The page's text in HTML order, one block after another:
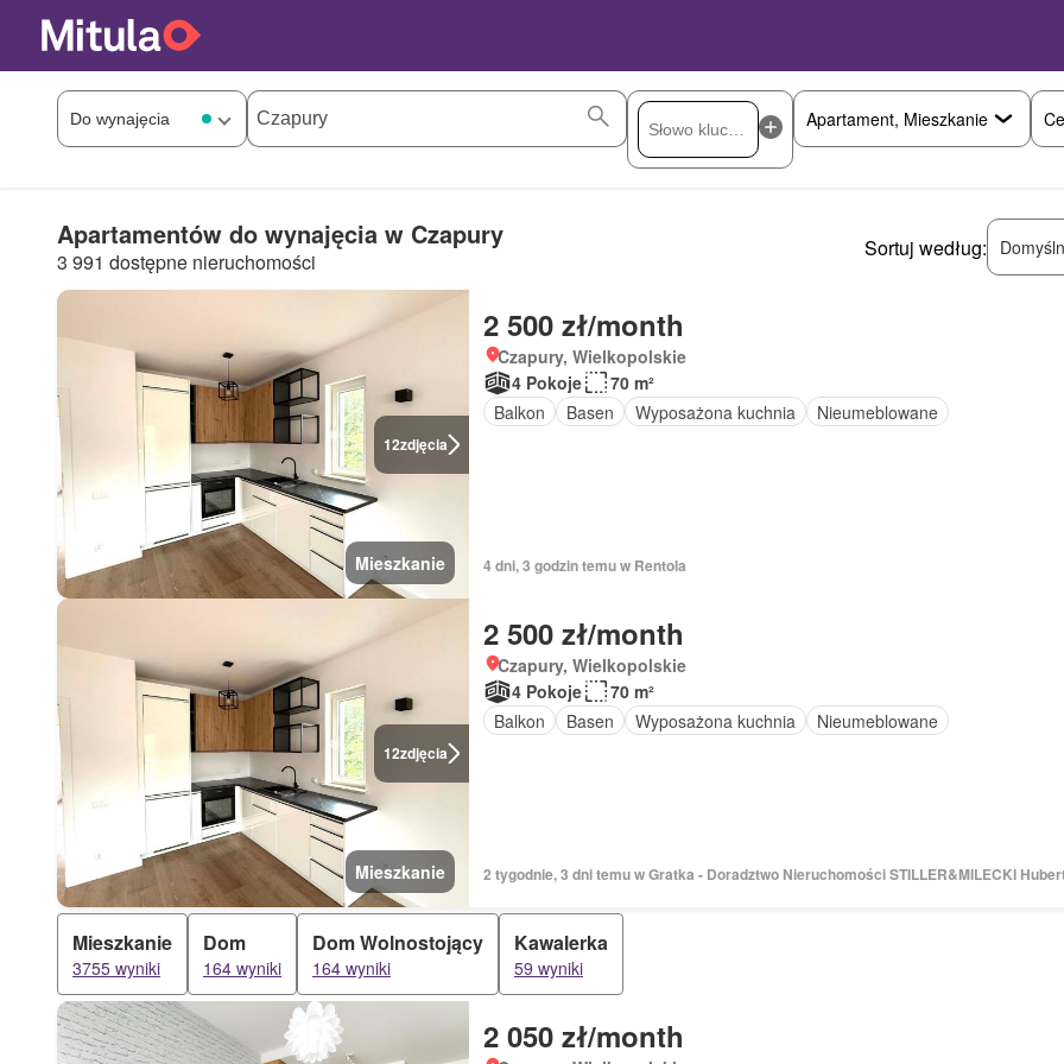
Apartamentów do wynajęcia w Czapury
3 991 dostępne nieruchomości
Sortuj według:
12zdjęcia
Mieszkanie
2 500 zł/month
Czapury, Wielkopolskie
4 Pokoje
70 m²
Balkon
Basen Wyposażona kuchnia Nieumeblowane
4 dni, 3 godzin temu w Rentola
12zdjęcia
Mieszkanie
2 500 zł/month
Czapury, Wielkopolskie
4 Pokoje
70 m²
Balkon
Basen Wyposażona kuchnia Nieumeblowane
2 tygodnie, 3 dni temu w Gratka - Doradztwo Nieruchomości STILLER&MILECKI
Mieszkanie
3755 wyniki
Dom
164 wyniki
Dom Wolnostojący
164 wyniki
Kawalerka
59 wyniki
2 050 zł/month